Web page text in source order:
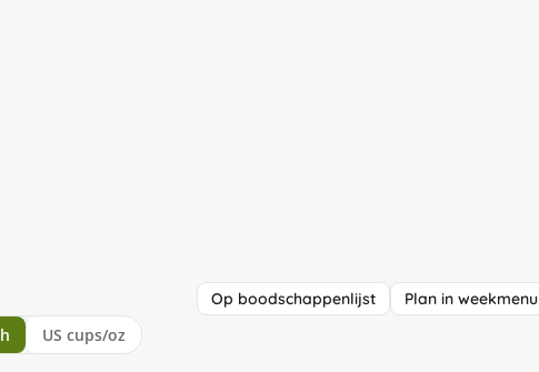
Op boodschappenlijst Plan in weekmenu
US cups/oz